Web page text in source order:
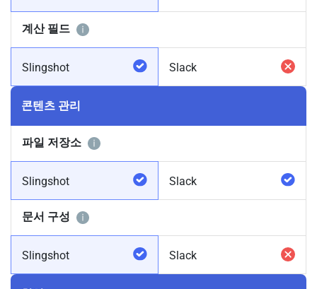
계산 필드
Slingshot Slack
콘텐츠 관리
파일 저장소
Slingshot Slack
문서 구성
Slingshot Slack